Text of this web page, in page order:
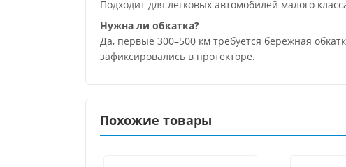
Подходит для легковых автомобилей малого
Нужна ли обкатка?
Да, первые 300–500 км требуется бережная
зафиксировались в протекторе.
Похожие товары